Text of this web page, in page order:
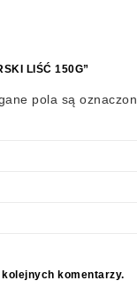
LIŚĆ 150G”
pola są
komentarzy.